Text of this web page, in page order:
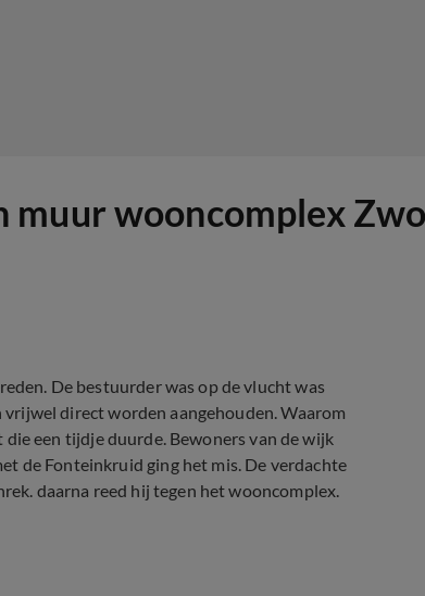
wooncomplex
De bestuurder was op de vlucht was
direct worden aangehouden. Waarom
een tijdje duurde. Bewoners van de wijk
de Fonteinkruid ging het mis. De verdachte
daarna reed hij tegen het wooncomplex.